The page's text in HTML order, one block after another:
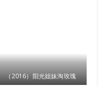
（2016）阳光姐妹淘玫瑰